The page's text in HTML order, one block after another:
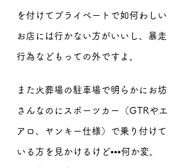
を付けてプライベートで如何わしい
お店には行かない方がいいし、暴走
行為などもっての外ですよ。
また火葬場の駐車場で明らかにお坊
さんなのにスポーツカー（GTRやエ
アロ、ヤンキー仕様）で乗り付けて
いる方を見かけるけど•••何か変。